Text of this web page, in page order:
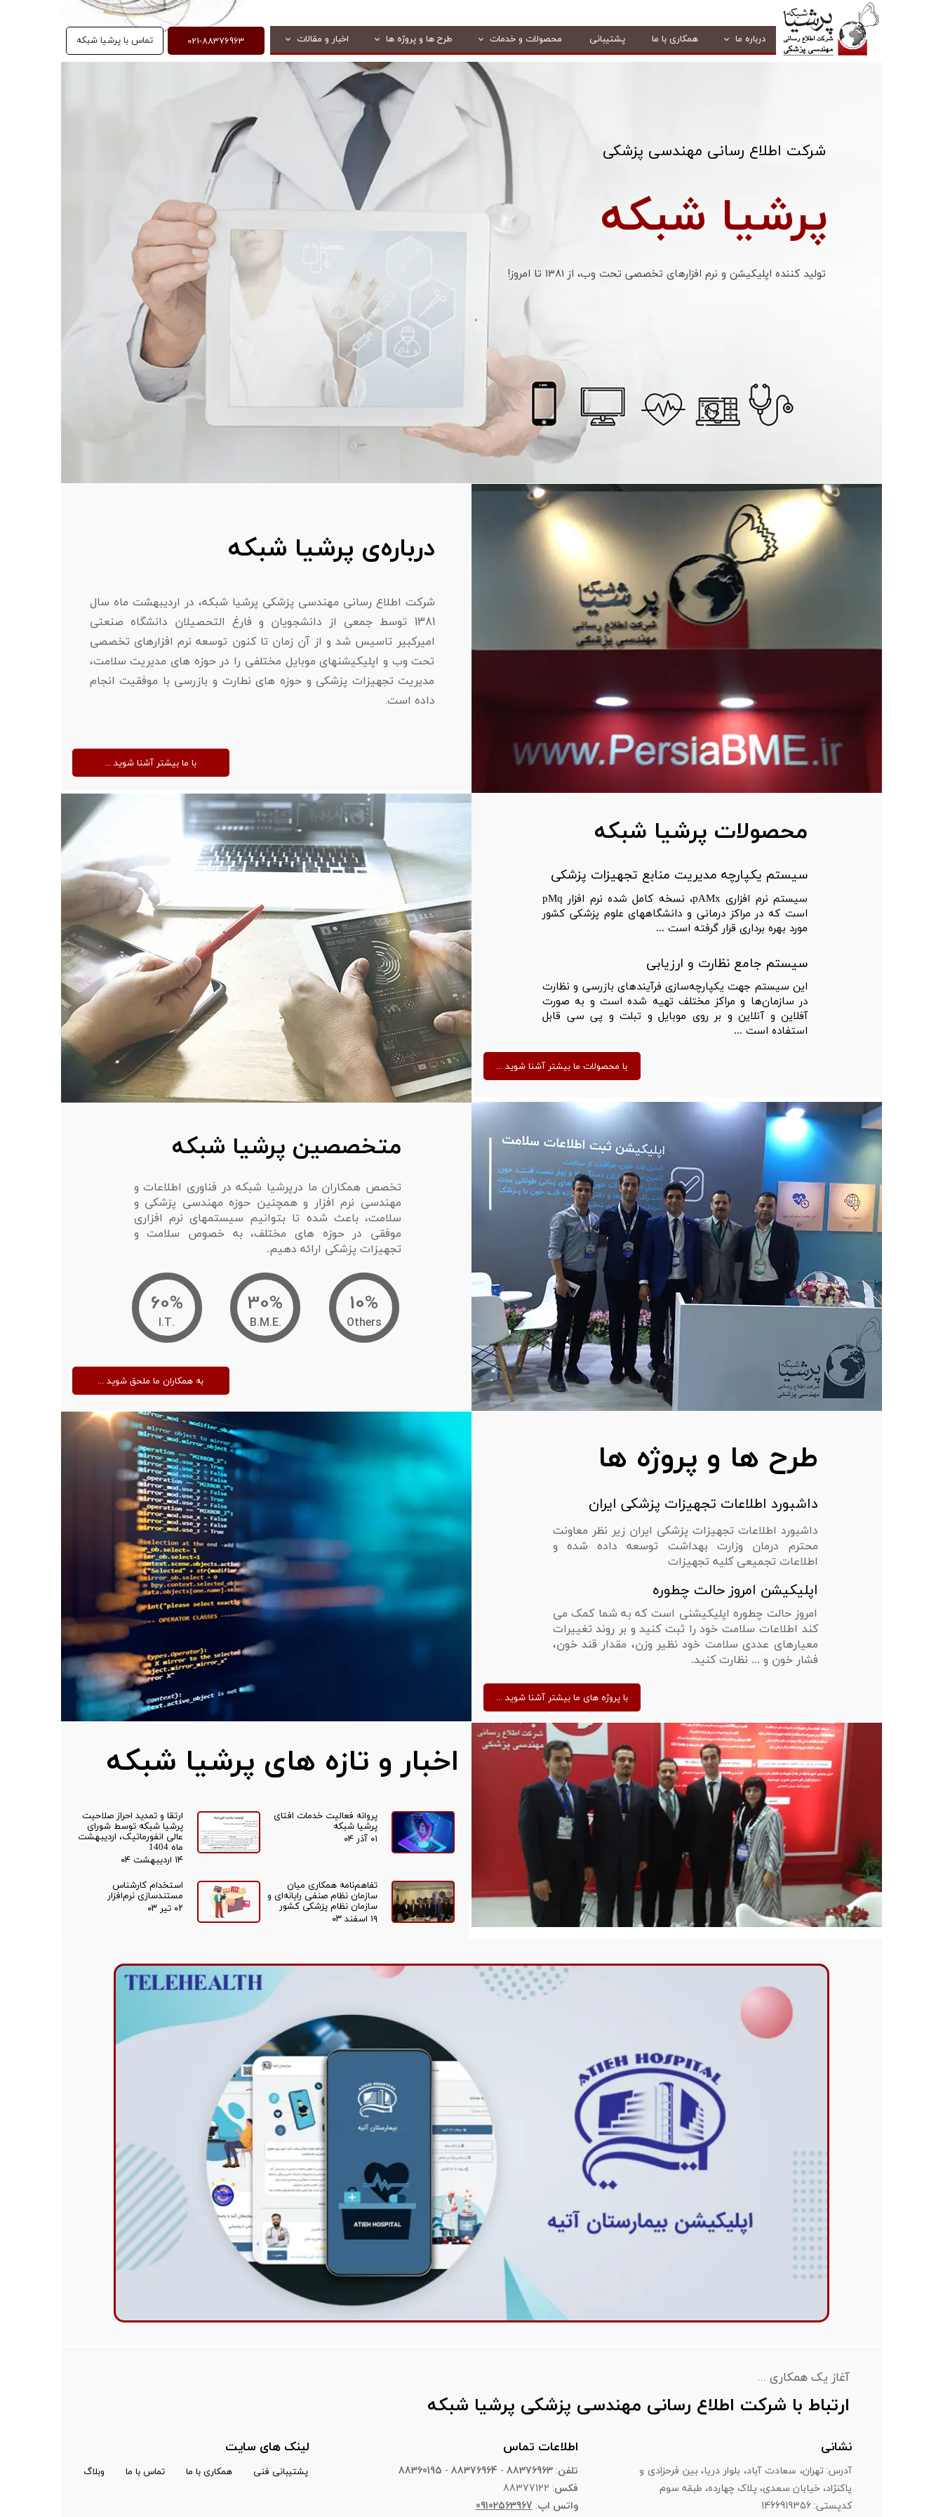
درباره ما همکاری با ما پشتیبانی محصولات و خدمات طرح ها و پروژه ها اخبار و مقالات تماس با پرشیا شبکه 021-88376963
پرشیا شبکه
شرکت اطلاع رسانی مهندسی پزشکی
تولید کننده اپلیکیشن و نرم افزارهای تخصصی تحت وب، از 1381 تا امروز!
درباره‌ی پرشیا شبکه
شرکت اطلاع رسانی مهندسی پزشکی پرشیا شبکه، در اردیبهشت ماه سال
1381 توسط جمعی از دانشجویان و فارغ التحصیلان دانشگاه صنعتی
امیرکبیر تاسیس شد و از آن زمان تا کنون توسعه نرم افزارهای تخصصی
تحت وب و اپلیکیشنهای موبایل مختلفی را در حوزه های مدیریت سلامت،
مدیریت تجهیزات پزشکی و حوزه های نطارت و بازرسی با موفقیت انجام
داده است.
... با ما بیشتر آشنا شوید
محصولات پرشیا شبکه
سیستم نرم افزاری pAMx، نسخه کامل شده نرم افزار pMq
است که در مراکز درمانی و دانشگاههای علوم پزشکی کشور
مورد بهره برداری قرار گرفته است ...
سیستم یکپارچه مدیریت منابع تجهیزات پزشکی
سیستم جامع نظارت و ارزیابی
این سیستم جهت یکپارچه‌سازی فرآیندهای بازرسی و نظارت
در سازمان‌ها و مراکز مختلف تهیه شده است و به صورت
آفلاین و آنلاین و بر روی موبایل و تبلت و پی سی قابل
استفاده است ...
... با محصولات ما بیشتر آشنا شوید
متخصصین پرشیا شبکه
60%
.I.T
30%
.B.M.E
10%
Others
تخصص همکاران ما درپرشیا شبکه در فناوری اطلاعات و
مهندسی نرم افزار و همچنین حوزه مهندسی پزشکی و
سلامت، باعث شده تا بتوانیم سیستمهای نرم افزاری
موفقی در حوزه های مختلف، به خصوص سلامت و
تجهیزات پزشکی ارائه دهیم.
... به همکاران ما ملحق شوید
طرح ها و پروژه ها
داشبورد اطلاعات تجهیزات پزشکی ایران
داشبورد اطلاعات تجهیزات پزشکی ایران زیر نظر معاونت
محترم درمان وزارت بهداشت توسعه داده شده و
اطلاعات تجمیعی کلیه تجهیزات
اپلیکیشن امروز حالت چطوره
امروز حالت چطوره اپلیکیشنی است که به شما کمک می
کند اطلاعات سلامت خود را ثبت کنید و بر روند تغییرات
معیارهای عددی سلامت خود نظیر وزن، مقدار قند خون،
فشار خون و ... نظارت کنید.
... با پروژه های ما بیشتر آشنا شوید
اخبار و تازه های پرشیا شبکه
پروانه فعالیت خدمات افتای
پرشیا شبکه
۰۱ آذر ۰۴
ارتقا و تمدید احراز صلاحیت
پرشیا شبکه توسط شورای
عالی انفورماتیک، اردیبهشت
ماه 1404
۱۴ اردیبهشت ۰۴
تفاهم‌نامه همکاری میان
سازمان نظام صنفی رایانه‌ای و
سازمان نظام پزشکی کشور
۱۹ اسفند ۰۳
استخدام کارشناس
مستندسازی نرم‌افزار
۰۲ تیر ۰۳
آغاز یک همکاری ...
ارتباط با شرکت اطلاع رسانی مهندسی پزشکی پرشیا شبکه
نشانی
آدرس: تهران، سعادت آباد، بلوار دریا، بین فرحزادی و
پاکنژاد، خیابان سعدی، پلاک چهارده، طبقه سوم
​​​​​​​کدپستی: 1466919356
لینک های سایت
پشتیبانی فنی همکاری با ما تماس با ما وبلاگ تلفن:
88376963
-
88376964
-
88360195
فکس: 88377122
واتس اپ:
09102563967
اطلاعات تماس